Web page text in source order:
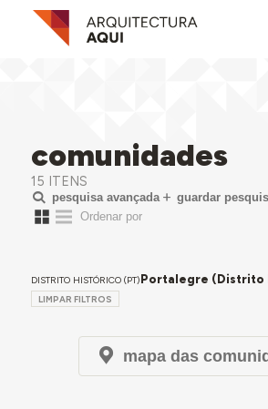
comunidades
15 ITENS
pesquisa avançada guardar
DISTRITO HISTÓRICO (PT)Portalegre (Distrito
LIMPAR FILTROS
mapa das